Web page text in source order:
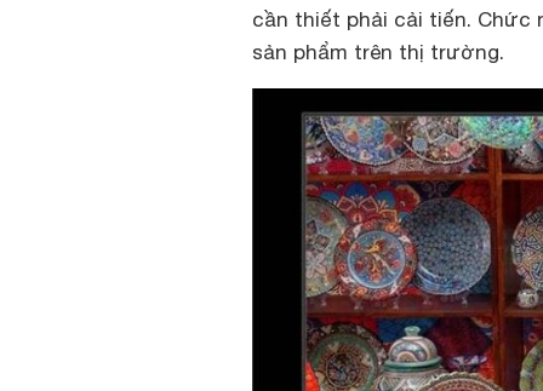
cần thiết phải cải tiến.
sản phẩm trên thị trường.